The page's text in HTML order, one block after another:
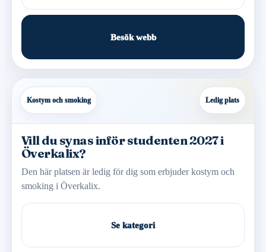
Besök webb
Kostym och smoking Ledig plats
Vill du synas inför studenten 2027 i
Överkalix?
Den här platsen är ledig för dig som erbjuder kostym och
smoking i Överkalix.
Se kategori